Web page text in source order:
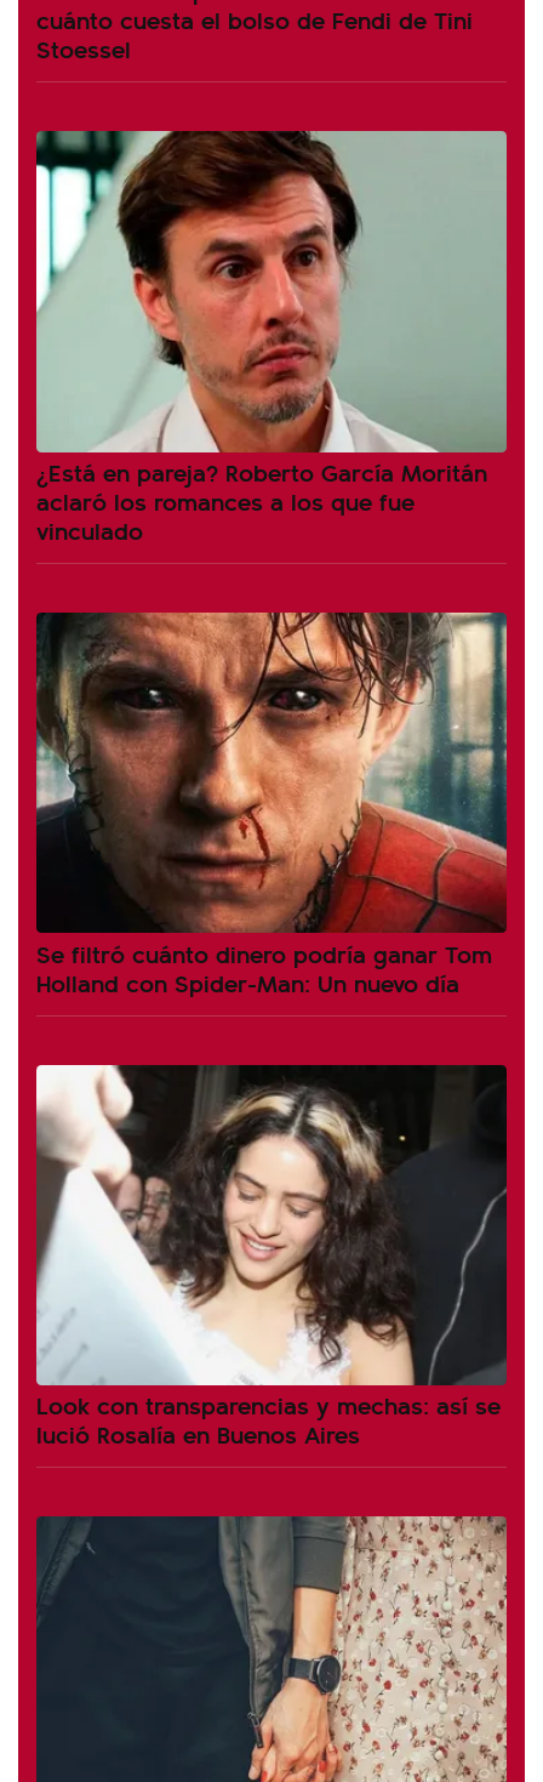
cuánto cuesta el bolso de Fendi de Tini
Stoessel
¿Está en pareja? Roberto García Moritán
aclaró los romances a los que fue
vinculado
Se filtró cuánto dinero podría ganar Tom
Holland con Spider-Man: Un nuevo día
Look con transparencias y mechas: así se
lució Rosalía en Buenos Aires